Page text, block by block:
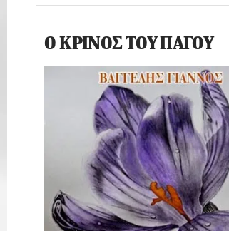
Ο ΚΡΙΝΟΣ ΤΟΥ ΠΑΓΟΥ